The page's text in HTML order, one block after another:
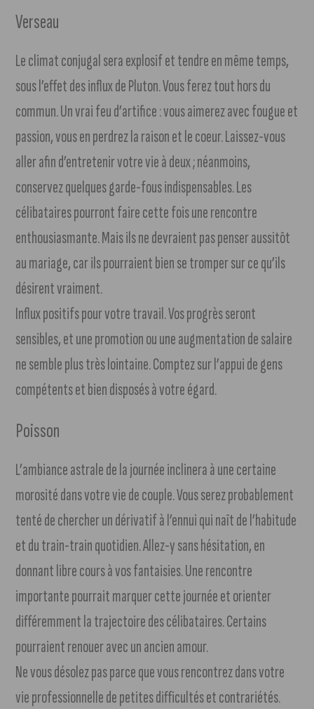
Verseau
Le climat conjugal sera explosif et tendre en même temps,
sous l’effet des influx de Pluton. Vous ferez tout hors du
commun. Un vrai feu d’artifice : vous aimerez avec fougue et
passion, vous en perdrez la raison et le coeur. Laissez-vous
aller afin d’entretenir votre vie à deux ; néanmoins,
conservez quelques garde-fous indispensables. Les
célibataires pourront faire cette fois une rencontre
enthousiasmante. Mais ils ne devraient pas penser aussitôt
au mariage, car ils pourraient bien se tromper sur ce qu’ils
désirent vraiment.
Influx positifs pour votre travail. Vos progrès seront
sensibles, et une promotion ou une augmentation de salaire
ne semble plus très lointaine. Comptez sur l’appui de gens
compétents et bien disposés à votre égard.
Poisson
L’ambiance astrale de la journée inclinera à une certaine
morosité dans votre vie de couple. Vous serez probablement
tenté de chercher un dérivatif à l’ennui qui naît de l’habitude
et du train-train quotidien. Allez-y sans hésitation, en
donnant libre cours à vos fantaisies. Une rencontre
importante pourrait marquer cette journée et orienter
différemment la trajectoire des célibataires. Certains
pourraient renouer avec un ancien amour.
Ne vous désolez pas parce que vous rencontrez dans votre
vie professionnelle de petites difficultés et contrariétés.